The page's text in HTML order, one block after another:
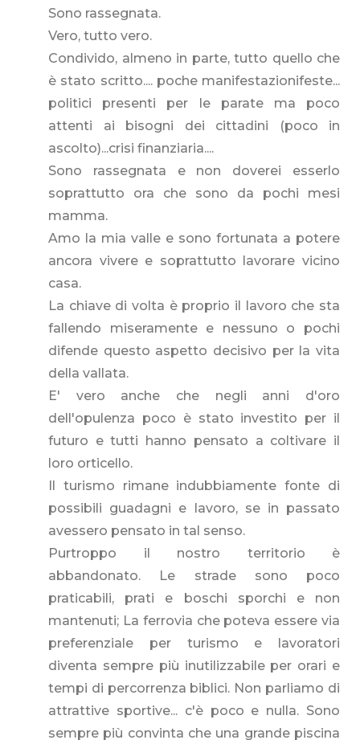
Sono rassegnata.
Vero, tutto vero.
Condivido, almeno in parte, tutto quello che
è stato scritto.... poche manifestazionifeste...
politici presenti per le parate ma poco
attenti ai bisogni dei cittadini (poco in
ascolto)...crisi finanziaria....
Sono rassegnata e non doverei esserlo
soprattutto ora che sono da pochi mesi
mamma.
Amo la mia valle e sono fortunata a potere
ancora vivere e soprattutto lavorare vicino
casa.
La chiave di volta è proprio il lavoro che sta
fallendo miseramente e nessuno o pochi
difende questo aspetto decisivo per la vita
della vallata.
E' vero anche che negli anni d'oro
dell'opulenza poco è stato investito per il
futuro e tutti hanno pensato a coltivare il
loro orticello.
Il turismo rimane indubbiamente fonte di
possibili guadagni e lavoro, se in passato
avessero pensato in tal senso.
Purtroppo il nostro territorio è
abbandonato. Le strade sono poco
praticabili, prati e boschi sporchi e non
mantenuti; La ferrovia che poteva essere via
preferenziale per turismo e lavoratori
diventa sempre più inutilizzabile per orari e
tempi di percorrenza biblici. Non parliamo di
attrattive sportive... c'è poco e nulla. Sono
sempre più convinta che una grande piscina